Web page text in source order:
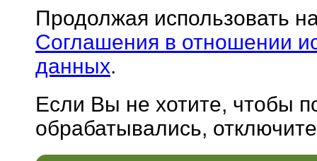
Продолжая использовать
Соглашения в отношении
данных.
Если Вы не хотите, чтобы
обрабатывались,